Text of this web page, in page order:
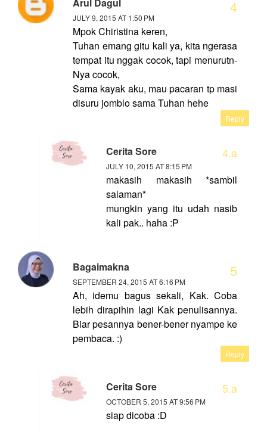
Arul Dagul
JULY 9, 2015 AT 1:50 PM
Mpok Chiristina keren,
Tuhan emang gitu kali ya, kita ngerasa
tempat itu nggak cocok, tapi menurutn-
Nya cocok,
Sama kayak aku, mau pacaran tp masi
disuru jomblo sama Tuhan hehe
Reply
Cerita Sore
JULY 10, 2015 AT 8:15 PM
makasih makasih *sambil
salaman*
mungkin yang itu udah nasib
kali pak.. haha :P
Bagaimakna
SEPTEMBER 24, 2015 AT 6:16 PM
Ah, idemu bagus sekali, Kak. Coba
lebih dirapihin lagi Kak penulisannya.
Biar pesannya bener-bener nyampe ke
pembaca. :)
Reply
Cerita Sore
OCTOBER 5, 2015 AT 9:56 PM
siap dicoba :D